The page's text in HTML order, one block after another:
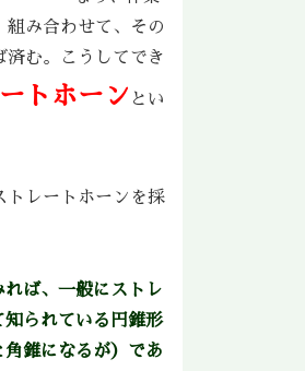
組み合わせて、その
済む。こうしてでき
トホーン とい
トレートホーンを採
ば、一般にストレ
知られている円錐形
角錐になるが）であ